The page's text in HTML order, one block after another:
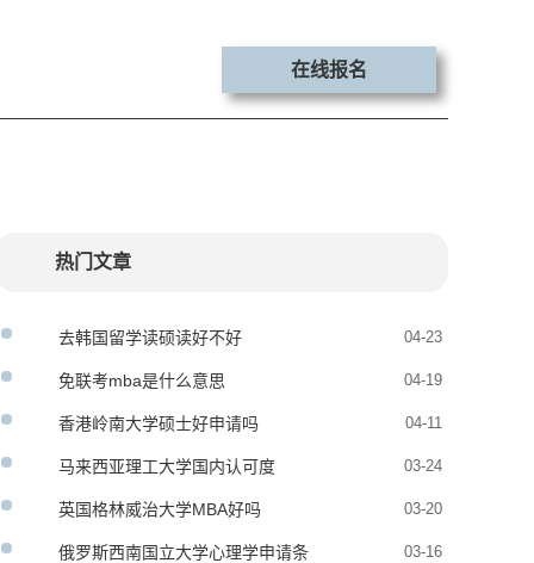
在线报名
热门文章
去韩国留学读硕读好不好 04-23
免联考mba是什么意思 04-19
香港岭南大学硕士好申请吗 04-11
马来西亚理工大学国内认可度 03-24
英国格林威治大学MBA好吗 03-20
俄罗斯西南国立大学心理学申请条 03-16